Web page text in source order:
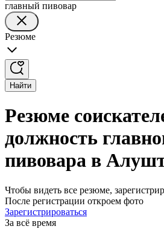
главный пивовар
Резюме
Найти
Резюме
должность
пивовара в
Чтобы видеть все резюме,
После регистрации откроем фото
Зарегистрироваться
За всё время